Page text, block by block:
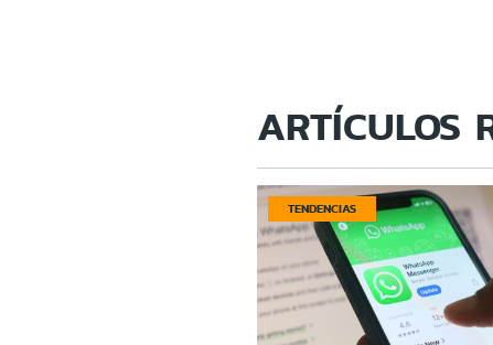
ARTÍCULOS
TENDENCIAS